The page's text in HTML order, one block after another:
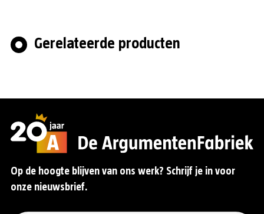
Gerelateerde producten
Op de hoogte blijven van ons werk? Schrijf je in voor
onze nieuwsbrief.